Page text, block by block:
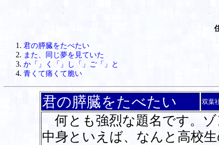
君の膵臓をたべたい
また、同じ夢を見ていた
か「」く「」し「」ご「」と
青くて痛くて脆い
君の膵臓をたべたい 双葉
何とも強烈な題名です。
中身といえば、なんと高校